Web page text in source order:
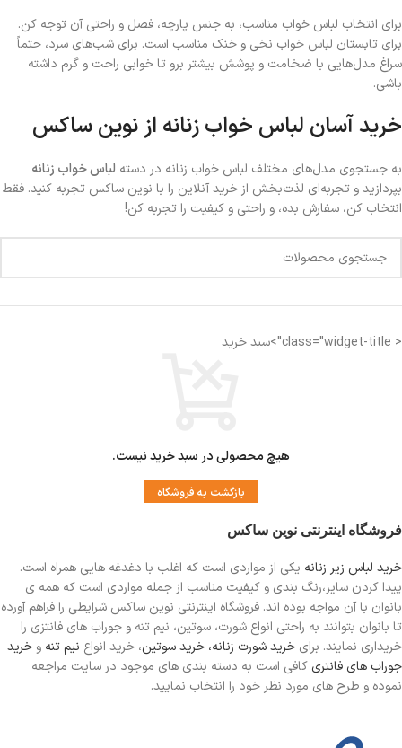
برای انتخاب لباس خواب مناسب، به جنس پارچه، فصل و راحتی آن توجه کن.
برای تابستان لباس خواب نخی و خنک مناسب است. برای شب‌های سرد، حتماً
سراغ مدل‌هایی با ضخامت و پوشش بیشتر برو تا خوابی راحت و گرم داشته
باشی.
خرید آسان لباس خواب زنانه از نوین ساکس
به جستجوی مدل‌های مختلف لباس خواب زنانه در دسته لباس خواب زنانه
بپردازید و تجربه‌ای لذت‌بخش از خرید آنلاین را با نوین ساکس تجربه کنید. فقط
انتخاب کن، سفارش بده، و راحتی و کیفیت را تجربه کن!
< class="widget-title">سبد خرید
هیچ محصولی در سبد خرید نیست.
بازگشت به فروشگاه
فروشگاه اینترنتی نوین ساکس
خرید لباس زیر زنانه یکی از مواردی است که اغلب با دغدغه هایی همراه است.
پیدا کردن سایز،رنگ بندی و کیفیت مناسب از جمله مواردی است که همه ی
بانوان با آن مواجه بوده اند. فروشگاه اینترنتی نوین ساکس شرایطی را فراهم آورده
تا بانوان بتوانند به راحتی انواع شورت، سوتین، نیم تنه و جوراب های فانتزی را
خریداری نمایند. برای خرید شورت زنانه، خرید سوتین، خرید انواع نیم تنه و خرید
جوراب های فانتری کافی است به دسته بندی های موجود در سایت مراجعه
نموده و طرح های مورد نظر خود را انتخاب نمایید.